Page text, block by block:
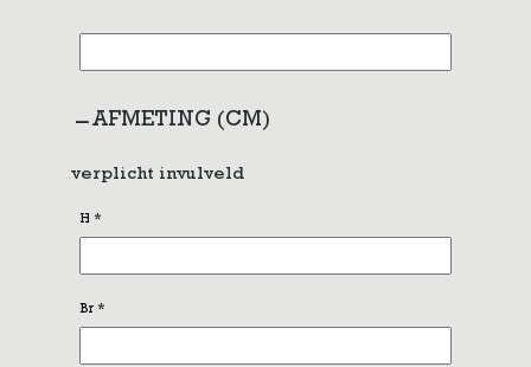
AFMETING (CM)
verplicht invulveld
H *
Br *